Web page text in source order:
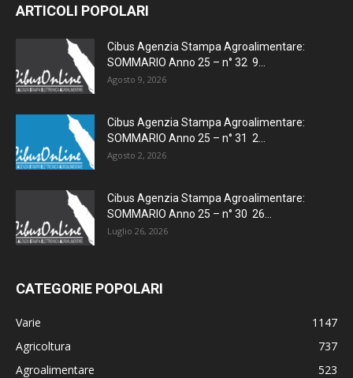
ARTICOLI POPOLARI
Cibus Agenzia Stampa Agroalimentare:
SOMMARIO Anno 25 – n° 32 9...
Agosto 9, 2026
Cibus Agenzia Stampa Agroalimentare:
SOMMARIO Anno 25 – n° 31 2...
Agosto 2, 2026
Cibus Agenzia Stampa Agroalimentare:
SOMMARIO Anno 25 – n° 30 26...
Luglio 26, 2026
CATEGORIE POPOLARI
Varie
1147
Agricoltura
737
Agroalimentare
523